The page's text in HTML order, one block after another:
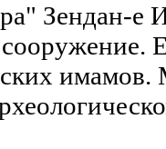
Зендан-е